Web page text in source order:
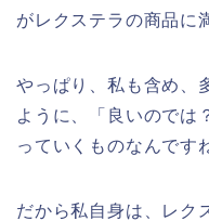
がレクステラの商品に
やっぱり、私も含め、
ように、「良いのでは
っていくものなんです
だから私自身は、レク